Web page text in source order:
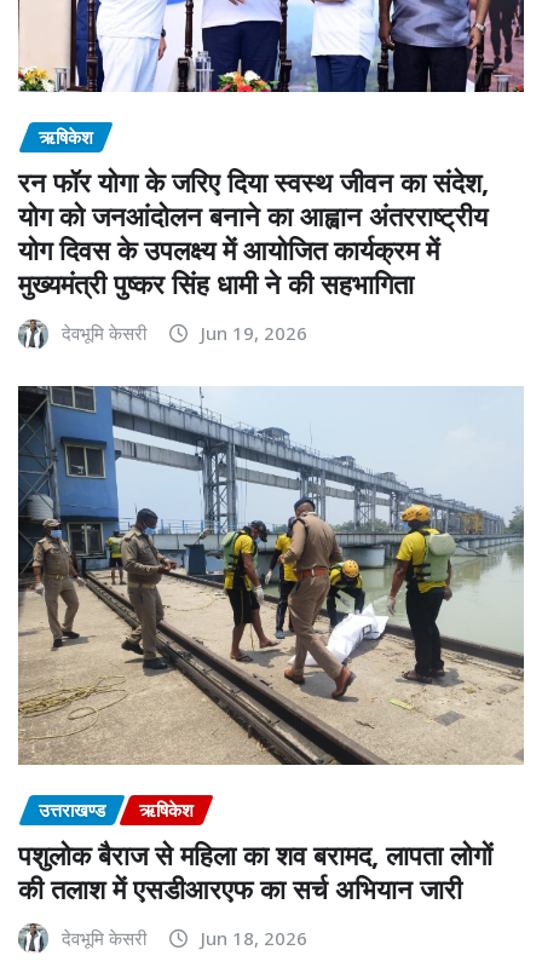
ऋषिकेश
रन फॉर योगा के जरिए दिया स्वस्थ जीवन का संदेश,
योग को जनआंदोलन बनाने का आह्वान अंतरराष्ट्रीय
योग दिवस के उपलक्ष्य में आयोजित कार्यक्रम में
मुख्यमंत्री पुष्कर सिंह धामी ने की सहभागिता
देवभूमि केसरी Jun 19, 2026
उत्तराखण्ड ऋषिकेश
पशुलोक बैराज से महिला का शव बरामद, लापता लोगों
की तलाश में एसडीआरएफ का सर्च अभियान जारी
देवभूमि केसरी Jun 18, 2026